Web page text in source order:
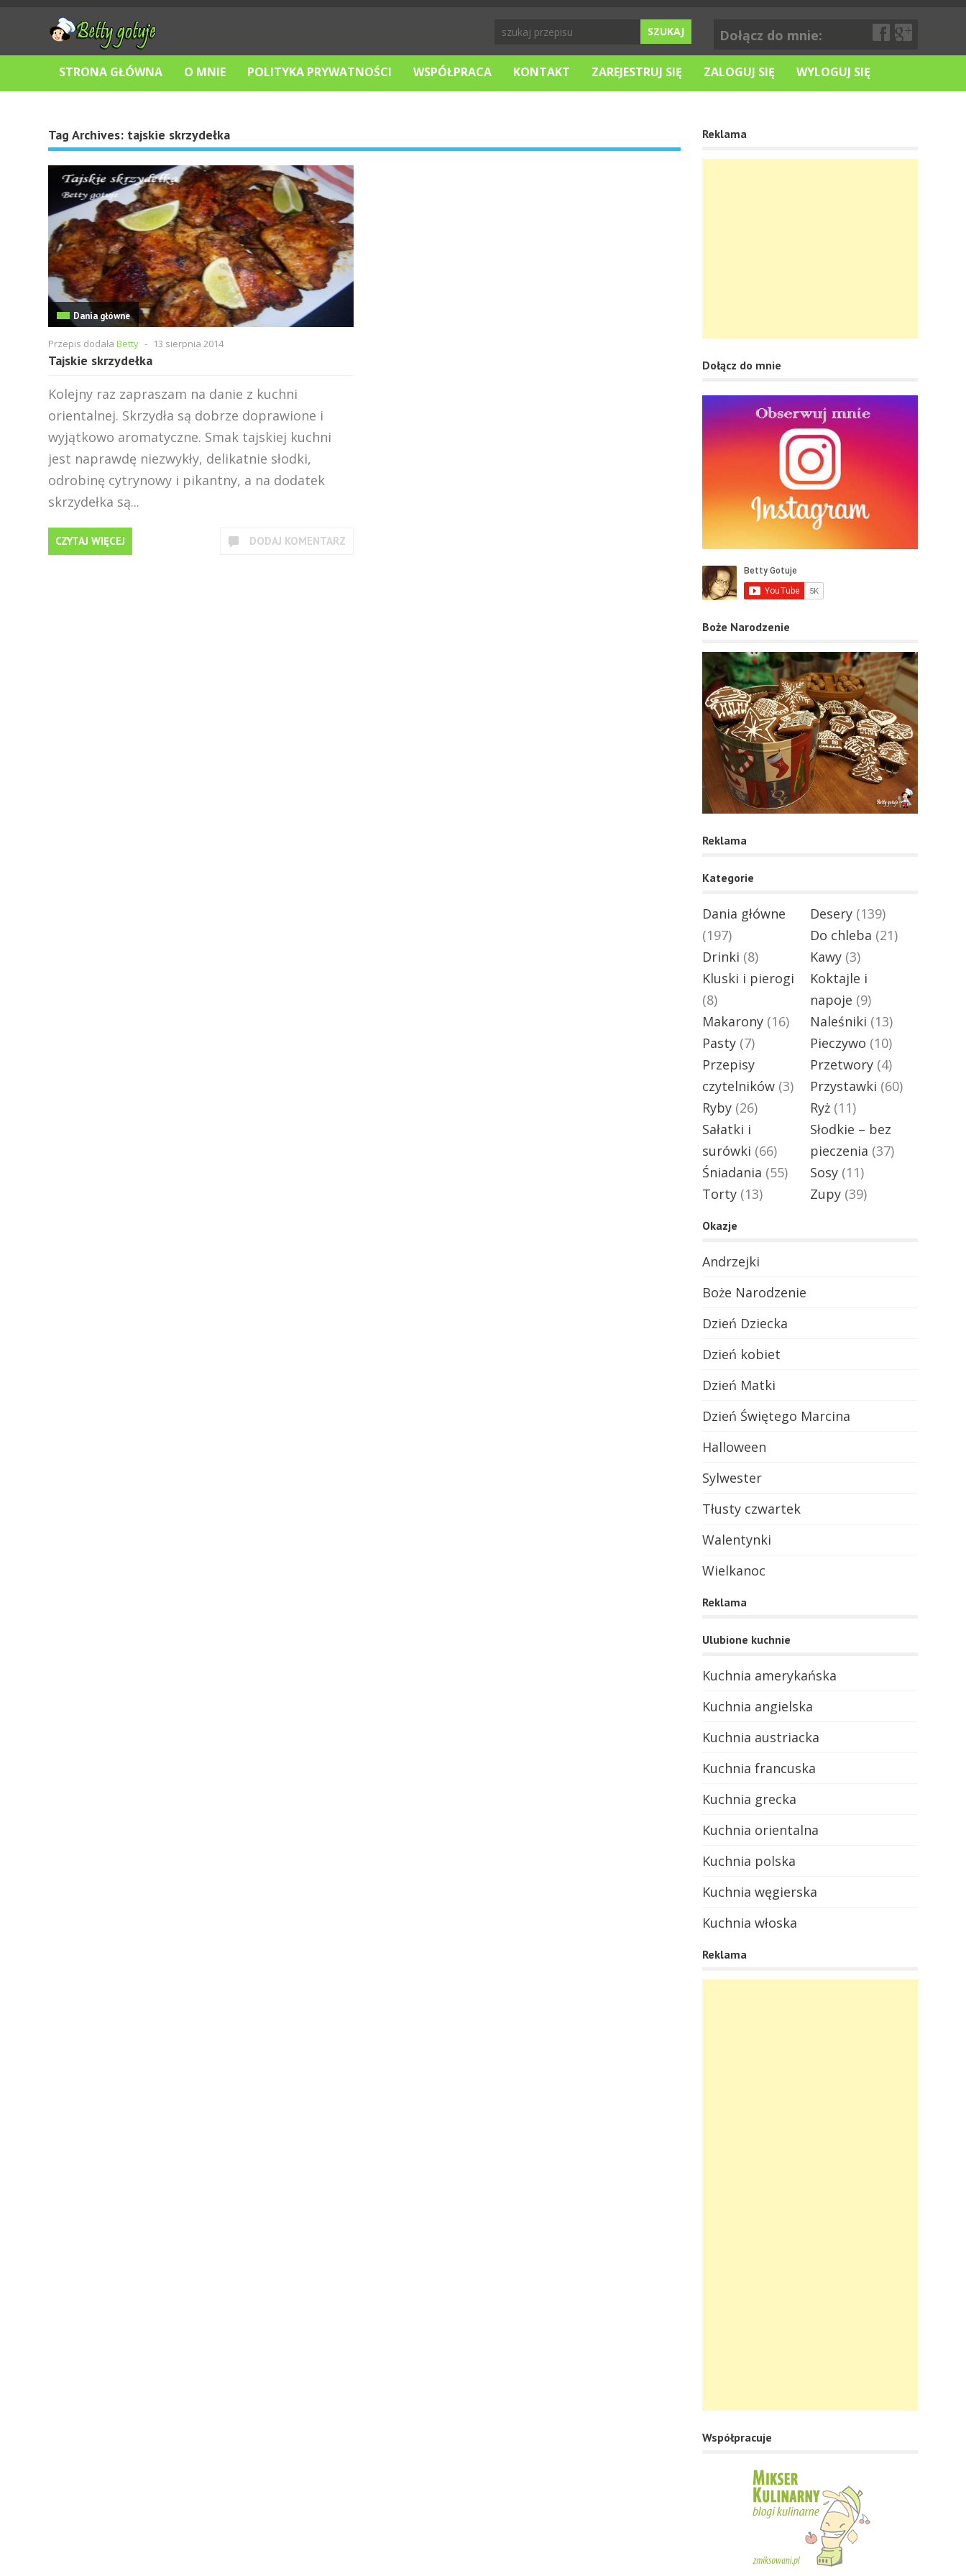
Dołącz do mnie:
STRONA GŁÓWNA O MNIE POLITYKA PRYWATNOŚCI WSPÓŁPRACA KONTAKT ZAREJESTRUJ SIĘ ZALOGUJ SIĘ WYLOGUJ SIĘ
Tag Archives: tajskie skrzydełka
Dania główne
Przepis dodała Betty - 13 sierpnia 2014
Tajskie skrzydełka
Kolejny raz zapraszam na danie z kuchni
orientalnej. Skrzydła są dobrze doprawione i
wyjątkowo aromatyczne. Smak tajskiej kuchni
jest naprawdę niezwykły, delikatnie słodki,
odrobinę cytrynowy i pikantny, a na dodatek
skrzydełka są...
CZYTAJ WIĘCEJ DODAJ KOMENTARZ
Reklama
Dołącz do mnie
Boże Narodzenie
Reklama
Kategorie
Dania główne
(197)
Desery (139)
Do chleba (21)
Drinki (8) Kawy (3)
Kluski i pierogi
(8)
Koktajle i
napoje (9)
Makarony (16) Naleśniki (13)
Pasty (7) Pieczywo (10)
Przepisy
czytelników (3)
Przetwory (4)
Przystawki (60)
Ryby (26) Ryż (11)
Sałatki i
surówki (66)
Słodkie – bez
pieczenia (37)
Śniadania (55) Sosy (11)
Torty (13) Zupy (39)
Okazje
Andrzejki
Boże Narodzenie
Dzień Dziecka
Dzień kobiet
Dzień Matki
Dzień Świętego Marcina
Halloween
Sylwester
Tłusty czwartek
Walentynki
Wielkanoc
Reklama
Ulubione kuchnie
Kuchnia amerykańska
Kuchnia angielska
Kuchnia austriacka
Kuchnia francuska
Kuchnia grecka
Kuchnia orientalna
Kuchnia polska
Kuchnia węgierska
Kuchnia włoska
Reklama
Współpracuje